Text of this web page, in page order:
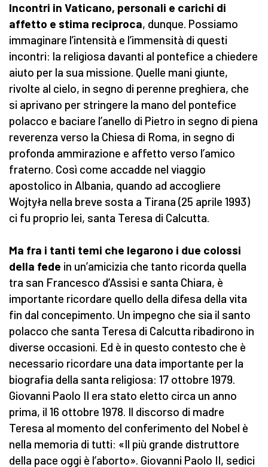
Incontri in Vaticano, personali e carichi di
affetto e stima reciproca, dunque. Possiamo
immaginare l’intensità e l’immensità di questi
incontri: la religiosa davanti al pontefice a chiedere
aiuto per la sua missione. Quelle mani giunte,
rivolte al cielo, in segno di perenne preghiera, che
si aprivano per stringere la mano del pontefice
polacco e baciare l’anello di Pietro in segno di piena
reverenza verso la Chiesa di Roma, in segno di
profonda ammirazione e affetto verso l’amico
fraterno. Così come accadde nel viaggio
apostolico in Albania, quando ad accogliere
Wojtyła nella breve sosta a Tirana (25 aprile 1993)
ci fu proprio lei, santa Teresa di Calcutta.
Ma fra i tanti temi che legarono i due colossi
della fede in un’amicizia che tanto ricorda quella
tra san Francesco d’Assisi e santa Chiara, è
importante ricordare quello della difesa della vita
fin dal concepimento. Un impegno che sia il santo
polacco che santa Teresa di Calcutta ribadirono in
diverse occasioni. Ed è in questo contesto che è
necessario ricordare una data importante per la
biografia della santa religiosa: 17 ottobre 1979.
Giovanni Paolo II era stato eletto circa un anno
prima, il 16 ottobre 1978. Il discorso di madre
Teresa al momento del conferimento del Nobel è
nella memoria di tutti: «Il più grande distruttore
della pace oggi è l’aborto». Giovanni Paolo II, sedici